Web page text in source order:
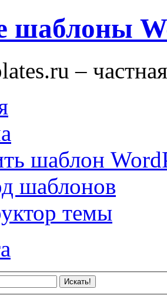
шаблоны
–
шаблон
шаблонов
темы
Искать!